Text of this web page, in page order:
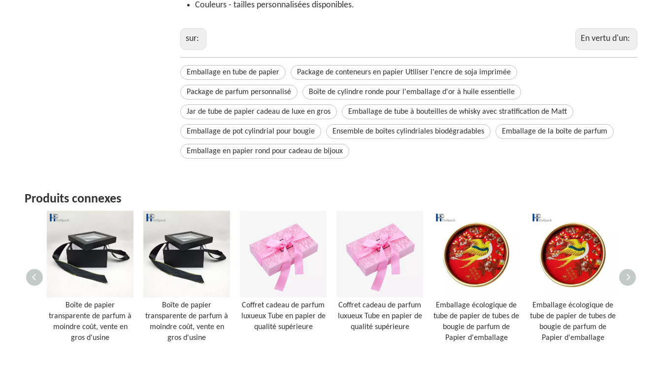
Couleurs - tailles personnalisées disponibles.
sur: En vertu d'un:
Emballage en tube de papier Package de conteneurs en papier Utiliser l'encre de soja imprimée
Package de parfum personnalisé Boîte de cylindre ronde pour l'emballage d'or à huile essentielle
Jar de tube de papier cadeau de luxe en gros Emballage de tube à bouteilles de whisky avec stratification de Matt
Emballage de pot cylindrial pour bougie Ensemble de boîtes cylindriales biodégradables Emballage de la boîte de parfum
Emballage en papier rond pour cadeau de bijoux
Produits connexes
Boîte de papier
transparente de parfum à
moindre coût, vente en
gros d'usine
Boîte de papier
transparente de parfum à
moindre coût, vente en
gros d'usine
Coffret cadeau de parfum
luxueux Tube en papier de
qualité supérieure
Coffret cadeau de parfum
luxueux Tube en papier de
qualité supérieure
Emballage écologique de
tube de papier de tubes de
bougie de parfum de
Papier d'emballage
Emballage écologique de
tube de papier de tubes de
bougie de parfum de
Papier d'emballage